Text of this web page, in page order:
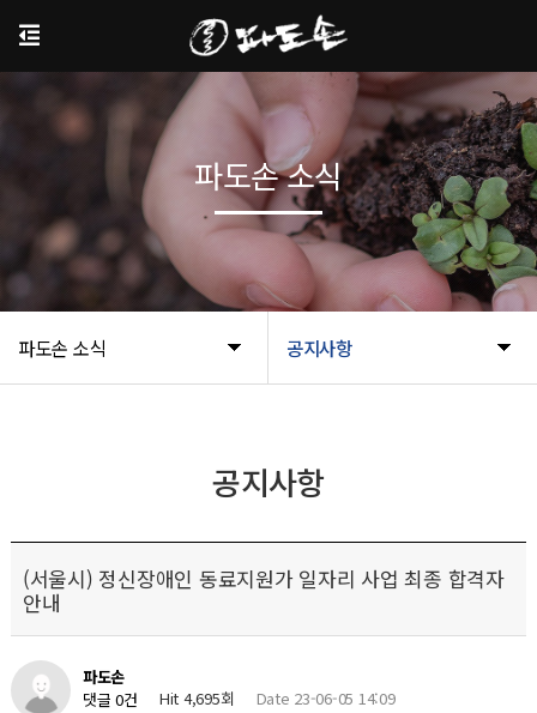
파도손 소식 공지사항
파도손 소식
공지사항
(서울시) 정신장애인 동료지원가 일자리 사업 최종 합격자
안내
파도손
댓글 0건
Hit 4,695회 Date 23-06-05 14:09